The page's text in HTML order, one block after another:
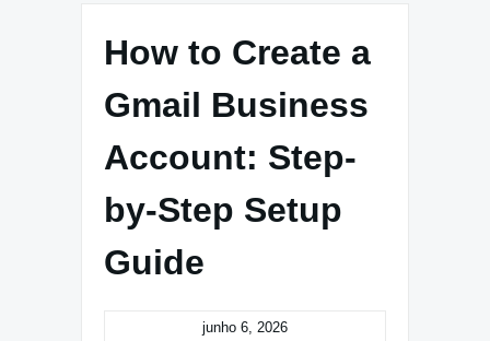
How to Create a
Gmail Business
Account: Step-
by-Step Setup
Guide
junho 6, 2026